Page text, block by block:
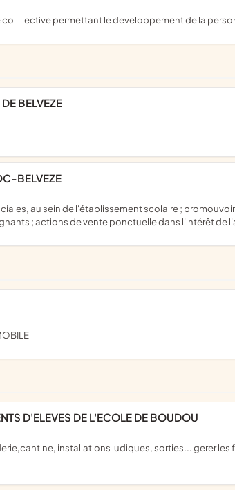
lective permettant le developpement de la
BELVEZE
BELVEZE
; actions de vente ponctuelle dans l'intérêt de
D'ELEVES DE L'ECOLE DE BOUDOU